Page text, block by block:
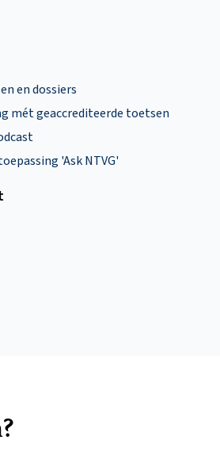
en dossiers
mét geaccrediteerde toetsen
'Ask NTVG'